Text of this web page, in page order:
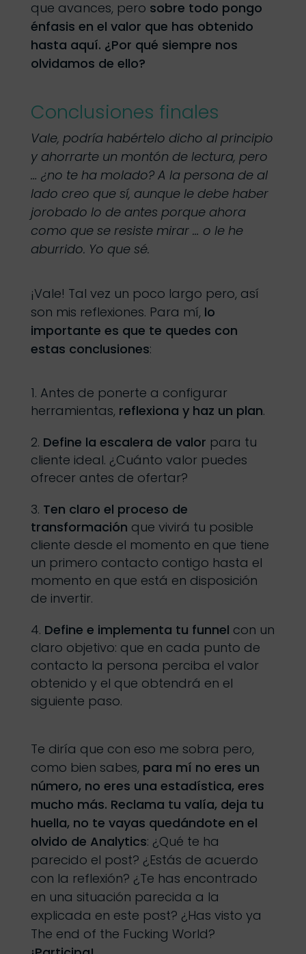
que avances, pero sobre todo pongo
énfasis en el valor que has obtenido
hasta aquí. ¿Por qué siempre nos
olvidamos de ello?
Conclusiones finales
Vale, podría habértelo dicho al principio
y ahorrarte un montón de lectura, pero
… ¿no te ha molado? A la persona de al
lado creo que sí, aunque le debe haber
jorobado lo de antes porque ahora
como que se resiste mirar … o le he
aburrido. Yo que sé.
¡Vale! Tal vez un poco largo pero, así
son mis reflexiones. Para mí, lo
importante es que te quedes con
estas conclusiones:
Antes de ponerte a configurar
herramientas, reflexiona y haz un plan.
Define la escalera de valor para tu
cliente ideal. ¿Cuánto valor puedes
ofrecer antes de ofertar?
Ten claro el proceso de
transformación que vivirá tu posible
cliente desde el momento en que tiene
un primero contacto contigo hasta el
momento en que está en disposición
de invertir.
Define e implementa tu funnel con un
claro objetivo: que en cada punto de
contacto la persona perciba el valor
obtenido y el que obtendrá en el
siguiente paso.
Te diría que con eso me sobra pero,
como bien sabes, para mí no eres un
número, no eres una estadística, eres
mucho más. Reclama tu valía, deja tu
huella, no te vayas quedándote en el
olvido de Analytics: ¿Qué te ha
parecido el post? ¿Estás de acuerdo
con la reflexión? ¿Te has encontrado
en una situación parecida a la
explicada en este post? ¿Has visto ya
The end of the Fucking World?